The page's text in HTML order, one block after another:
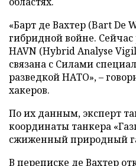
«Барт де Вахтер (Bart De
гибридной войне. Сейчас
HAVN (Hybrid Analyse
связана с Силами
разведкой НАТО», –
хакеров.
По их данным, эксперт
координаты танкера
сжиженный природный
В переписке де Вахтер